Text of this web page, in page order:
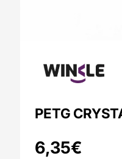
PETG
6,35€